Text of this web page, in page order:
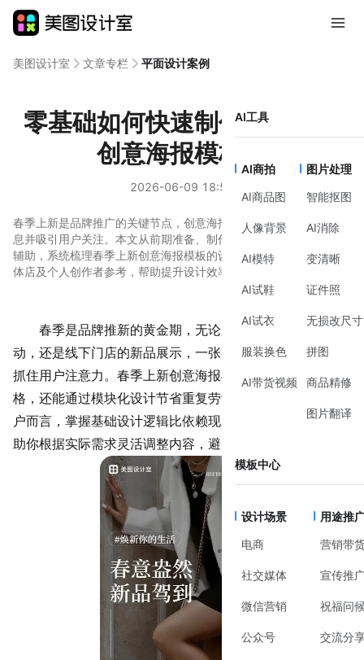
AI工具
AI商拍
AI商品图
人像背景
AI模特
AI试鞋
AI试衣
服装换色
AI带货视频
图片处理
智能抠图
AI消除
变清晰
证件照
无损改尺寸
拼图
商品精修
图片翻译
模板中心
设计场景
电商
社交媒体
微信营销
公众号
用途推
营销带
宣传推
祝福问
交流分
美图设计室 文章专栏 平面设计案例
零基础如何快速制作春季上新
创意海报模板？
2026-06-09 18:57
春季上新是品牌推广的关键节点，创意海报模板能快速传递新品信
息并吸引用户关注。本文从前期准备、制作方法、风格建议到工具
辅助，系统梳理春季上新创意海报模板的设计思路，适合电商、实
体店及个人创作者参考，帮助提升设计效率与视觉效果。
春季是品牌推新的黄金期，无论是电商店铺的促销活
动，还是线下门店的新品展示，一张有吸引力的海报能快速
抓住用户注意力。春季上新创意海报模板不仅能统一视觉风
格，还能通过模块化设计节省重复劳动时间。对于零基础用
户而言，掌握基础设计逻辑比依赖现成模板更重要，它能帮
助你根据实际需求灵活调整内容，避免“千篇一律”的尴尬。